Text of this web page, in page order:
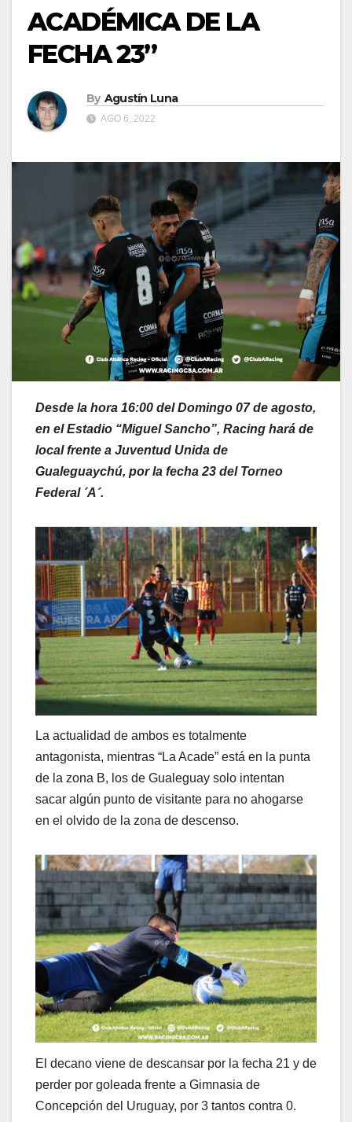
ACADÉMICA DE LA
FECHA 23”
By Agustín Luna
AGO 6, 2022
Desde la hora 16:00 del Domingo 07 de agosto,
en el Estadio “Miguel Sancho”, Racing hará de
local frente a Juventud Unida de
Gualeguaychú, por la fecha 23 del Torneo
Federal ´A´.
La actualidad de ambos es totalmente
antagonista, mientras “La Acade” está en la punta
de la zona B, los de Gualeguay solo intentan
sacar algún punto de visitante para no ahogarse
en el olvido de la zona de descenso.
El decano viene de descansar por la fecha 21 y de
perder por goleada frente a Gimnasia de
Concepción del Uruguay, por 3 tantos contra 0.